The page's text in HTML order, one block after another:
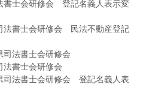
書士会研修会 登記名義人表示変
法書士会研修会 民法不動産登記
司法書士会研修会
法書士会研修会
司法書士会研修会 登記名義人表